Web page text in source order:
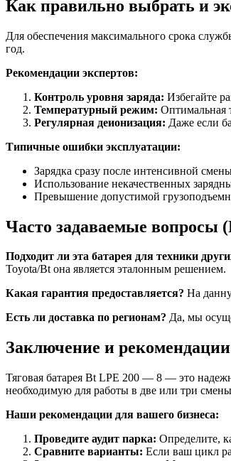
Как правильно выбрать и
Для обеспечения максимального срока
год.
Рекомендации экспертов:
Контроль уровня заряда: Избегайте
Температурный режим: Оптимальная
Регулярная деионизация: Даже если
Типичные ошибки эксплуатации:
Зарядка сразу после интенсивной
Использование некачественных
Превышение допустимой
Часто задаваемые вопросы
Подходит ли эта батарея для техники
Toyota/Bt она является эталонным решением.
Какая гарантия предоставляется? На
Есть ли доставка по регионам? Да, мы
Заключение и рекомендации
Тяговая батарея Bt LPE 200 — 8 — это
необходимую для работы в две или три
Наши рекомендации для вашего бизнеса:
Проведите аудит парка: Определите,
Сравните варианты: Если ваш цикл